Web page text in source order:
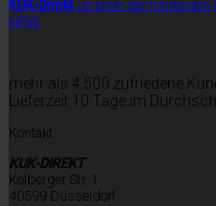
KUK-Direkt ist einer der führenden
NRW.
mehr als 4.500 zufriedene
Lieferzeit 10 Tage im
Kontakt
KUK-DIREKT
Kolberger Str. 1
40599 Düsseldorf